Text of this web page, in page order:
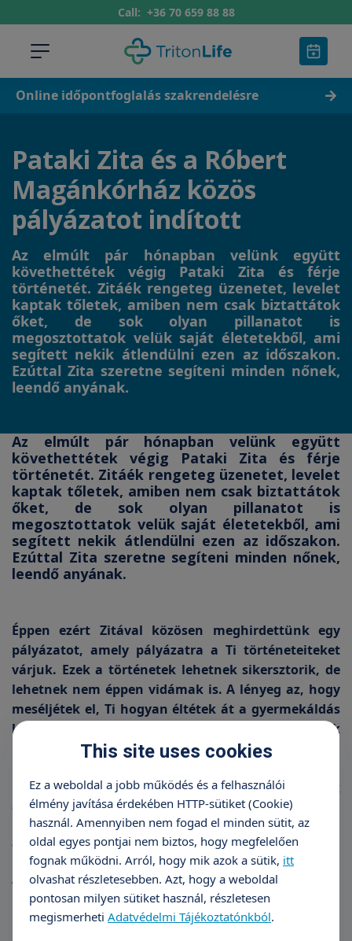
Call: +36 70 659 88 88
Online időpontfoglalás szakrendelésre
Pataki Zita és a Róbert
Magánkórház közös
pályázatot indított
Az elmúlt pár hónapban velünk együtt
követhettétek végig Pataki Zita és férje
történetét. Zitáék rengeteg üzenetet, levelet
kaptak tőletek, amiben nem csak biztattátok
őket, de sok olyan pillanatot is
megosztottatok velük saját életetekből, ami
segített nekik átlendülni ezen az időszakon.
Ezúttal Zita szeretne segíteni minden nőnek,
leendő anyának.
Az elmúlt pár hónapban velünk együtt
követhettétek végig Pataki Zita és férje
történetét. Zitáék rengeteg üzenetet, levelet
kaptak tőletek, amiben nem csak biztattátok
őket, de sok olyan pillanatot is
megosztottatok velük saját életetekből, ami
segített nekik átlendülni ezen az időszakon.
Ezúttal Zita szeretne segíteni minden nőnek,
leendő anyának.
Éppen ezért Zitával közösen meghirdettünk egy
pályázatot, amely pályázatra a Ti történeteiteket
várjuk. Ezek a történetek lehetnek sikersztorik, de
lehetnek nem éppen vidámak is. A lényeg az, hogy
meséljétek el, Ti hogyan éltétek át a gyermekáldás
körüli hónapokat vagy éppen hogyan küzdötök
még most is ezért. Írjátok ki magatokból a
nekünk, hiszen együtt erősebbek vagyunk! Adjunk
erőt egymásnak, ahogyan Zita is sok száz párnak,
nőnek adott erőt azzal, hogy megmutatta
történetüket és ledöntötte a tabukat!
A pályázatban való részvétel tudnivalóit az alábbi
linken találjátok meg:
This site uses cookies
Ez a weboldal a jobb működés és a felhasználói
élmény javítása érdekében HTTP-sütiket (Cookie)
használ. Amennyiben nem fogad el minden sütit, az
oldal egyes pontjai nem biztos, hogy megfelelően
fognak működni. Arról, hogy mik azok a sütik, itt
olvashat részletesebben. Azt, hogy a weboldal
pontosan milyen sütiket használ, részletesen
megismerheti Adatvédelmi Tájékoztatónkból.